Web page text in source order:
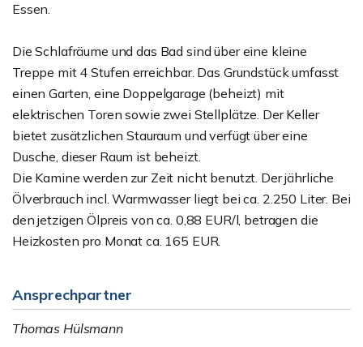
Essen.
Die Schlafräume und das Bad sind über eine kleine
Treppe mit 4 Stufen erreichbar. Das Grundstück umfasst
einen Garten, eine Doppelgarage (beheizt) mit
elektrischen Toren sowie zwei Stellplätze. Der Keller
bietet zusätzlichen Stauraum und verfügt über eine
Dusche, dieser Raum ist beheizt.
Die Kamine werden zur Zeit nicht benutzt. Der jährliche
Ölverbrauch incl. Warmwasser liegt bei ca. 2.250 Liter. Bei
den jetzigen Ölpreis von ca. 0,88 EUR/l, betragen die
Heizkosten pro Monat ca. 165 EUR.
Ansprechpartner
Thomas Hülsmann